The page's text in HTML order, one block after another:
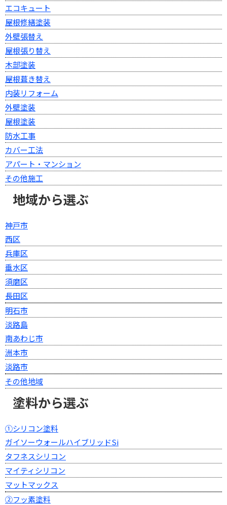
エコキュート
屋根修繕塗装
外壁張替え
屋根張り替え
木部塗装
屋根葺き替え
内装リフォーム
外壁塗装
屋根塗装
防水工事
カバー工法
アパート・マンション
その他施工
地域から選ぶ
神戸市
西区
兵庫区
垂水区
須磨区
長田区
明石市
淡路島
南あわじ市
洲本市
淡路市
その他地域
塗料から選ぶ
①シリコン塗料
ガイソーウォールハイブリッドSi
タフネスシリコン
マイティシリコン
マットマックス
②フッ素塗料